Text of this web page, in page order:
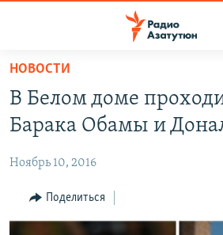
Перейти
основному
содержанию
Перейти
навигации
Перейти
ПОЛИТИКА
ОБЩЕСТВО
ЭКОНОМИКА
РЕГИОН
НОВОСТИ
В Белом доме
Барака Обамы и
Ноябрь 10, 2016
Поделиться